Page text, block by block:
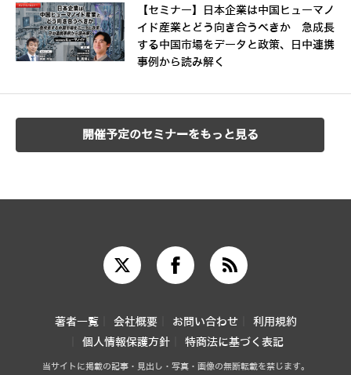
【セミナー】日本企業は中国ヒューマノ
イド産業とどう向き合うべきか 急成長
する中国市場をデータと政策、日中連携
事例から読み解く
開催予定のセミナーをもっと見る
著者一覧 会社概要 お問い合わせ
利用規約
個人情報保護方針
特商法に基づく表記
当サイトに掲載の記事・見出し・写真・画像の無断転載を禁じます。